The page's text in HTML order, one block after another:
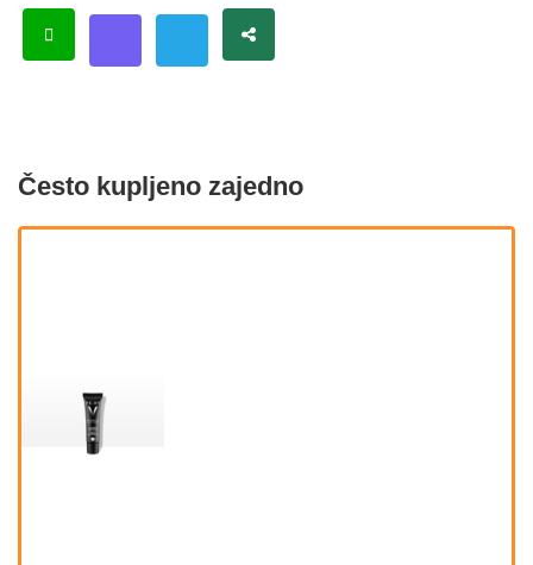
Često kupljeno zajedno